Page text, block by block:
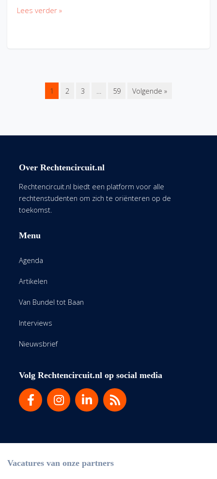
Lees verder »
1 2 3 … 59 Volgende »
Over Rechtencircuit.nl
Rechtencircuit.nl biedt een platform voor alle
rechtenstudenten om zich te oriënteren op de
toekomst.
Menu
Agenda
Artikelen
Van Bundel tot Baan
Interviews
Nieuwsbrief
Volg Rechtencircuit.nl op social media
Vacatures van onze partners